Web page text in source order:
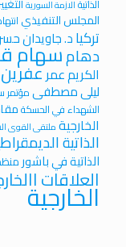
الذاتية الازمة السورية
المجلس التنفيذي
تركياد. جاويدان
دهامسهام
الكريم عمرعفرين
ليلى مصطفىمؤتمر
الشهداء في الحسكة
الخارجية ملتقى القوى
الذاتية
الذاتية في باشور
العلاقات
الخارجية